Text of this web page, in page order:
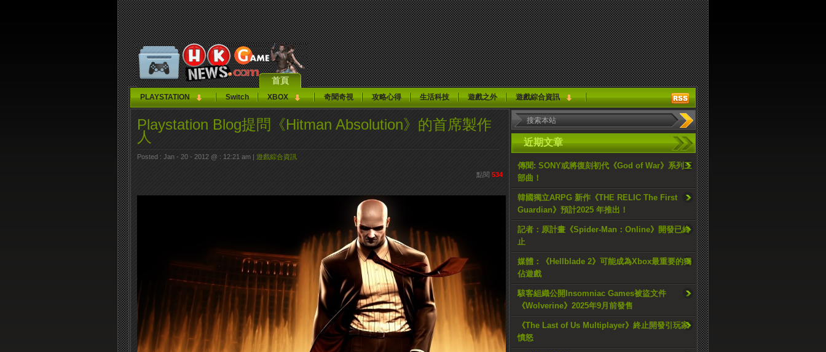
首頁
PLAYSTATION Switch XBOX 奇聞奇視 攻略心得 生活科技 遊戲之外 遊戲綜合資訊
近期文章
傳聞: SONY或將復刻初代《God of War》系列三
部曲！
韓國獨立ARPG 新作《THE RELIC The First
Guardian》預計2025 年推出！
記者：原計畫《Spider-Man：Online》開發已終
止
媒體：《Hellblade 2》可能成為Xbox最重要的獨
佔遊戲
駭客組織公開Insomniac Games被盜文件
《Wolverine》2025年9月前發售
《The Last of Us Multiplayer》終止開發引玩家
憤怒
Playstation Blog提問《Hitman Absolution》的首席製作
人
Posted : Jan - 20 - 2012 @ : 12:21 am | 遊戲綜合資訊
點閱 534